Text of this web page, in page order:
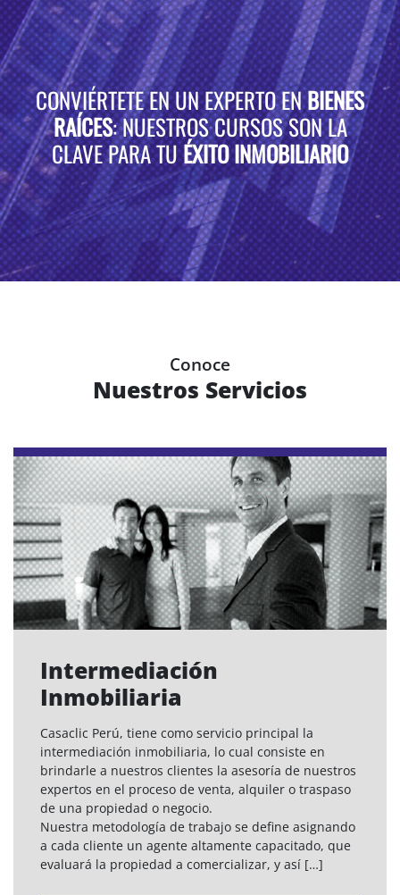
CONVIÉRTETE EN UN EXPERTO ENBIENES
RAÍCES: NUESTROS CURSOS SON LA
CLAVE PARA TUÉXITO INMOBILIARIO
Conoce
Nuestros Servicios
Intermediación
Inmobiliaria
Casaclic Perú, tiene como servicio principal la
intermediación inmobiliaria, lo cual consiste en
brindarle a nuestros clientes la asesoría de nuestros
expertos en el proceso de venta, alquiler o traspaso
de una propiedad o negocio.
Nuestra metodología de trabajo se define asignando
a cada cliente un agente altamente capacitado, que
evaluará la propiedad a comercializar, y así […]